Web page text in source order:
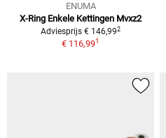
ENUMA
X-Ring Enkele Kettingen Mvxz2
Adviesprijs € 146,992
€ 116,991